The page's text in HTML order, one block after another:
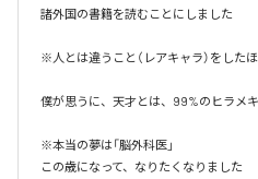
諸外国の書籍を読むことにしました
※人とは違うこと（レアキャラ）をした
僕が思うに、天才とは、99%のヒラメ
※本当の夢は「脳外科医」
この歳になって、なりたくなりました